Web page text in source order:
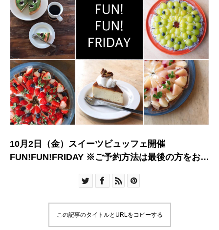
10月2日（金）スイーツビュッフェ開催
FUN!FUN!FRIDAY ※ご予約方法は最後の方をお読
この記事のタイトルとURLをコピーする